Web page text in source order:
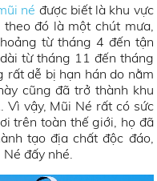
né được biết là khu vực
đó là một chút mưa,
từ tháng 4 đến tận
từ tháng 11 đến tháng
rất dễ bị hạn hán do nằm
cũng đã trở thành khu
Vì vậy, Mũi Né rất có sức
trên toàn thế giới, họ đã
tạo địa chất độc đáo,
đấy nhé.